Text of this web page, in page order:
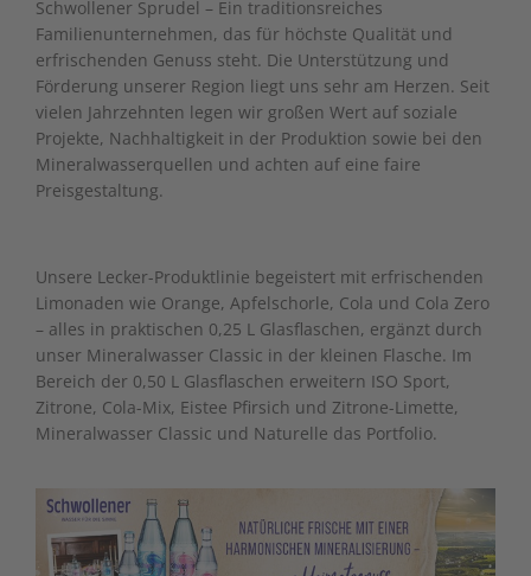
Schwollener Sprudel – Ein traditionsreiches
Familienunternehmen, das für höchste Qualität und
erfrischenden Genuss steht. Die Unterstützung und
Förderung unserer Region liegt uns sehr am Herzen. Seit
vielen Jahrzehnten legen wir großen Wert auf soziale
Projekte, Nachhaltigkeit in der Produktion sowie bei den
Mineralwasserquellen und achten auf eine faire
Preisgestaltung.
Unsere Lecker-Produktlinie begeistert mit erfrischenden
Limonaden wie Orange, Apfelschorle, Cola und Cola Zero
– alles in praktischen 0,25 L Glasflaschen, ergänzt durch
unser Mineralwasser Classic in der kleinen Flasche. Im
Bereich der 0,50 L Glasflaschen erweitern ISO Sport,
Zitrone, Cola-Mix, Eistee Pfirsich und Zitrone-Limette,
Mineralwasser Classic und Naturelle das Portfolio.